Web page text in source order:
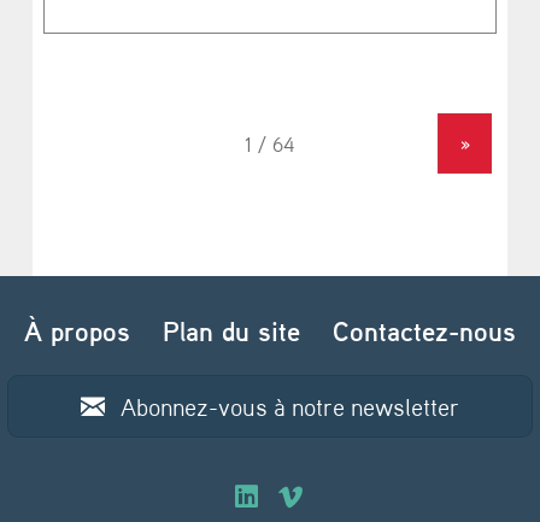
»
À propos Plan du site Contactez-nous
Abonnez-vous à notre newsletter